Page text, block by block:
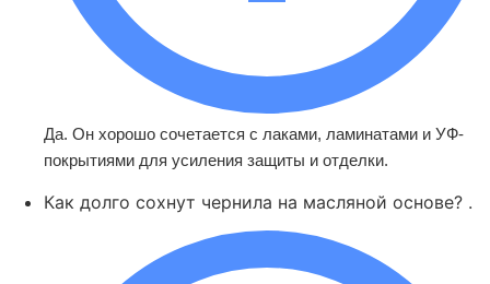
Да. Он хорошо сочетается с лаками, ламинатами и УФ-
покрытиями для усиления защиты и отделки.
Как долго сохнут чернила на масляной основе? .